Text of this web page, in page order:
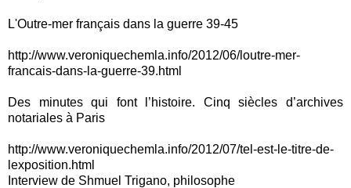
L'Outre-mer français dans la guerre 39-45
http://www.veroniquechemla.info/2012/06/loutre-mer-
francais-dans-la-guerre-39.html
Des minutes qui font l’histoire. Cinq siècles d’archives
notariales à Paris
http://www.veroniquechemla.info/2012/07/tel-est-le-titre-de-
lexposition.html
Interview de Shmuel Trigano, philosophe